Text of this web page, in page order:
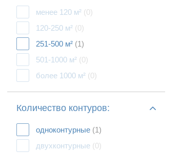
менее 120 м² (0)
120-250 м² (0)
251-500 м² (1)
501-1000 м² (0)
более 1000 м² (0)
Количество контуров:
одноконтурные (1)
двухконтурные (0)